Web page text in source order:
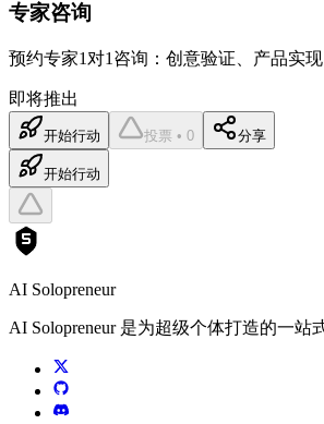
专家咨询
预约专家1对1咨询：创意验证、产品实
即将推出
开始行动 投票 • 0 分享
开始行动
AI Solopreneur
AI Solopreneur 是为超级个体打造的一